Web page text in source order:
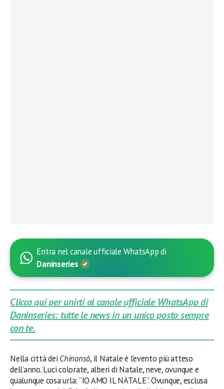
Entra nel canale ufficiale WhatsApp di
Daninseries
Clicca qui per unirti al canale ufficiale WhatsApp di
Daninseries: tutte le news in un unico posto sempre
con te.
Nella città dei Chinonsò, il Natale è l’evento più atteso
dell’anno. Luci colorate, alberi di Natale, neve, ovunque e
qualunque cosa urla: “IO AMO IL NATALE”. Ovunque, esclusa